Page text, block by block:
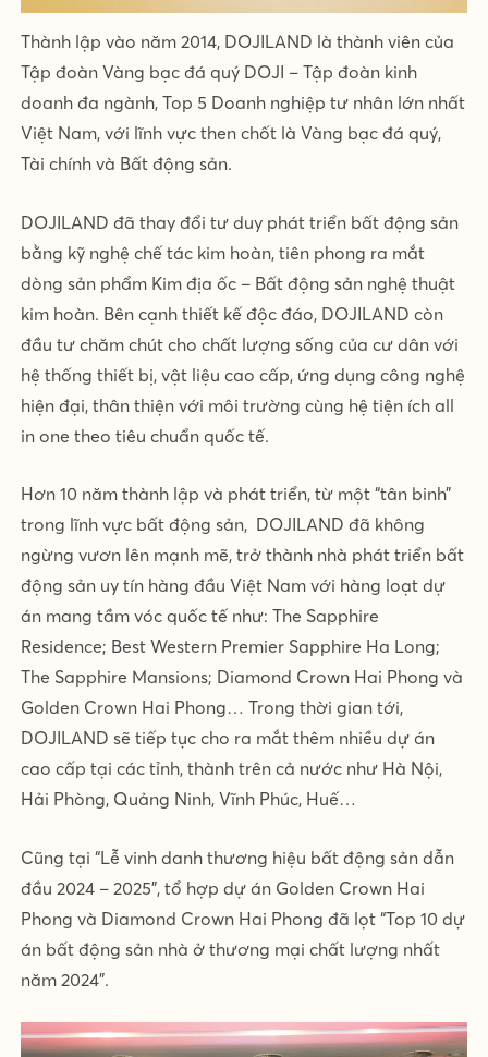
Thành lập vào năm 2014, DOJILAND là thành viên của
Tập đoàn Vàng bạc đá quý DOJI – Tập đoàn kinh
doanh đa ngành, Top 5 Doanh nghiệp tư nhân lớn nhất
Việt Nam, với lĩnh vực then chốt là Vàng bạc đá quý,
Tài chính và Bất động sản.
DOJILAND đã thay đổi tư duy phát triển bất động sản
bằng kỹ nghệ chế tác kim hoàn, tiên phong ra mắt
dòng sản phẩm Kim địa ốc – Bất động sản nghệ thuật
kim hoàn. Bên cạnh thiết kế độc đáo, DOJILAND còn
đầu tư chăm chút cho chất lượng sống của cư dân với
hệ thống thiết bị, vật liệu cao cấp, ứng dụng công nghệ
hiện đại, thân thiện với môi trường cùng hệ tiện ích all
in one theo tiêu chuẩn quốc tế.
Hơn 10 năm thành lập và phát triển, từ một “tân binh”
trong lĩnh vực bất động sản, DOJILAND đã không
ngừng vươn lên mạnh mẽ, trở thành nhà phát triển bất
động sản uy tín hàng đầu Việt Nam với hàng loạt dự
án mang tầm vóc quốc tế như: The Sapphire
Residence; Best Western Premier Sapphire Ha Long;
The Sapphire Mansions; Diamond Crown Hai Phong và
Golden Crown Hai Phong… Trong thời gian tới,
DOJILAND sẽ tiếp tục cho ra mắt thêm nhiều dự án
cao cấp tại các tỉnh, thành trên cả nước như Hà Nội,
Hải Phòng, Quảng Ninh, Vĩnh Phúc, Huế…
Cũng tại “Lễ vinh danh thương hiệu bất động sản dẫn
đầu 2024 – 2025”, tổ hợp dự án Golden Crown Hai
Phong và Diamond Crown Hai Phong đã lọt “Top 10 dự
án bất động sản nhà ở thương mại chất lượng nhất
năm 2024”.